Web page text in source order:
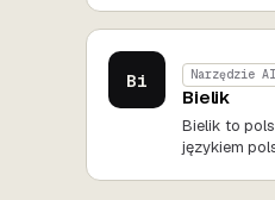
Bi Narzędzie AI
Bielik
Bielik to
językiem